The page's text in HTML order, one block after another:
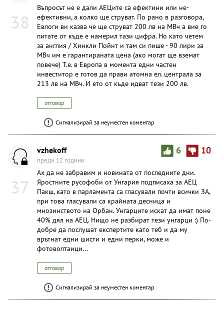
38
Въпросът не е дали АЕЦите са ефектини или не-
ефективни, а колко ще струват. По рано в разговора,
Евлоги ви казва че ще струват 200 лв на МВч а вие го
питате от къде е намерил тази цифра. Но като четем
за англия / Хинкли Пойнт и там си пише - 90 лири за
МВч им е гарантираната цена (ако могат ще вземат
повече) Т.е. в Европа в момента едни частен
инвеститор е готов да прави атомна ел. централа за
213 лв на МВч. И ето от къде идват тези 200 лв.
отговор
Сигнализирай за неуместен коментар
37
6 10
vzhekoff
преди 12 години
Ах да не забравим и новината от последните дни.
Яростните русофоби от Унгария подписаха за АЕЦ
Пакш, като в парламента са гласували почти всички ЗА,
при това гласували са крайната десница и
мнозинството на Орбан. Унгарците искат да имат поне
40% дял на АЕЦ. Нищо не разбират тези унгарци :) По-
добре да послушат експертите като теб и да му
врътнат едни шисти и едни перки, може и
фотоволтаици...
отговор
Сигнализирай за неуместен коментар